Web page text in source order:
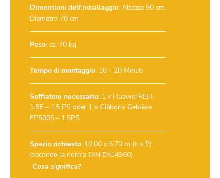
Dimensioni dell’imballaggio: Altezza 90 cm,
Diametro 70 cm
Peso: ca. 70 kg
Tempo di montaggio: 10 – 20 Minuti
Soffiatore necessario: 1 x Huawei REH-
1.5E – 1,5 PS oder 1 x Gibbons Gebläse
FP5005 – 1.5PS
Spazio richiesto: 10,00 x 6,70 m (L x P)
(secondo la norma DIN EN14960)
Cosa significa?